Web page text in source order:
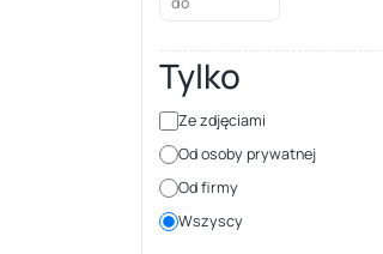
Tylko
Ze zdjęciami
Od osoby prywatnej
Od firmy
Wszyscy